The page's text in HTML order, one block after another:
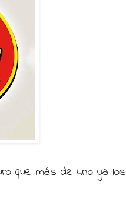
que más de uno ya los